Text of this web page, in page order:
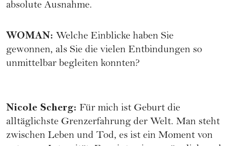
absolute Ausnahme.
WOMAN: Welche Einblicke haben Sie
gewonnen, als Sie die vielen Entbindungen so
unmittelbar begleiten konnten?
Nicole Scherg: Für mich ist Geburt die
alltäglichste Grenzerfahrung der Welt. Man steht
zwischen Leben und Tod, es ist ein Moment von